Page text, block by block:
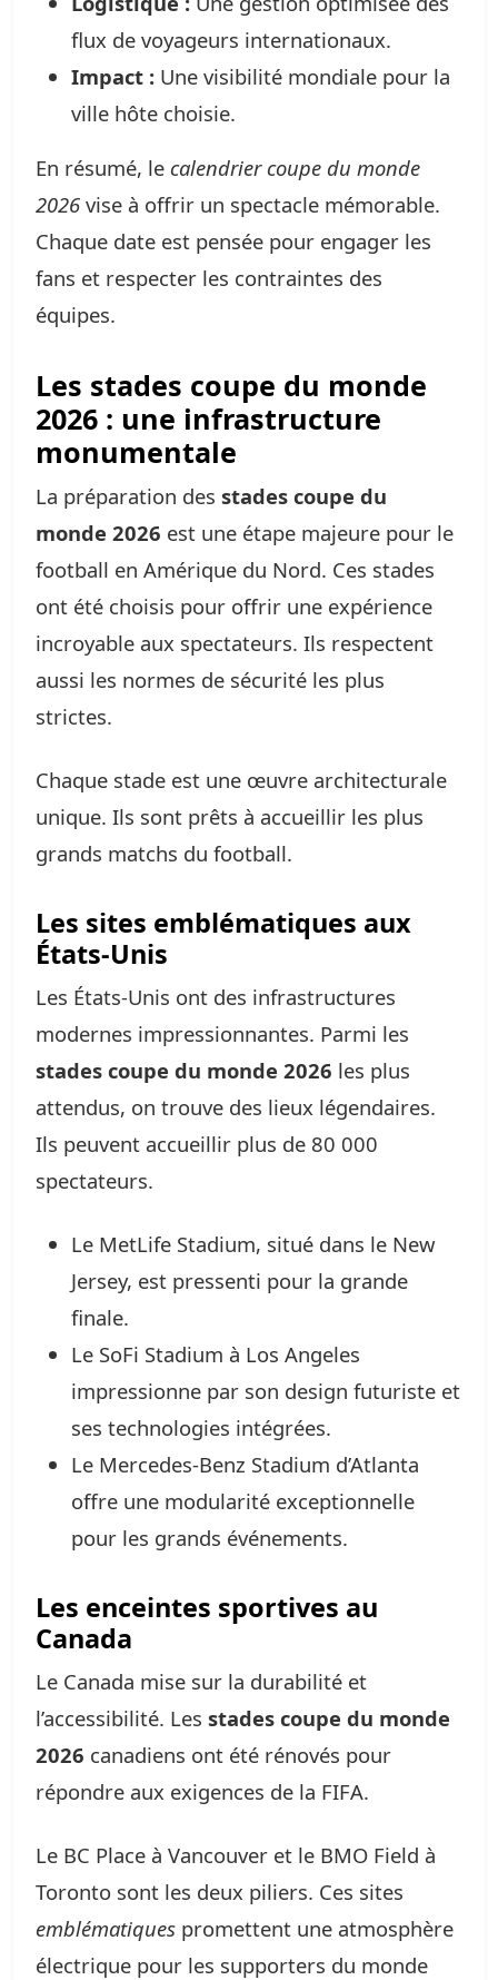
flux de voyageurs internationaux.
Impact : Une visibilité mondiale pour la
ville hôte choisie.
En résumé, le calendrier coupe du monde
2026 vise à offrir un spectacle mémorable.
Chaque date est pensée pour engager les
fans et respecter les contraintes des
équipes.
Les stades coupe du monde
2026 : une infrastructure
monumentale
La préparation des stades coupe du
monde 2026 est une étape majeure pour le
football en Amérique du Nord. Ces stades
ont été choisis pour offrir une expérience
incroyable aux spectateurs. Ils respectent
aussi les normes de sécurité les plus
strictes.
Chaque stade est une œuvre architecturale
unique. Ils sont prêts à accueillir les plus
grands matchs du football.
Les sites emblématiques aux
États-Unis
Les États-Unis ont des infrastructures
modernes impressionnantes. Parmi les
stades coupe du monde 2026 les plus
attendus, on trouve des lieux légendaires.
Ils peuvent accueillir plus de 80 000
spectateurs.
Le MetLife Stadium, situé dans le New
Jersey, est pressenti pour la grande
finale.
Le SoFi Stadium à Los Angeles
impressionne par son design futuriste et
ses technologies intégrées.
Le Mercedes-Benz Stadium d’Atlanta
offre une modularité exceptionnelle
pour les grands événements.
Les enceintes sportives au
Canada
Le Canada mise sur la durabilité et
l’accessibilité. Les stades coupe du monde
2026 canadiens ont été rénovés pour
répondre aux exigences de la FIFA.
Le BC Place à Vancouver et le BMO Field à
Toronto sont les deux piliers. Ces sites
emblématiques promettent une atmosphère
électrique pour les supporters du monde